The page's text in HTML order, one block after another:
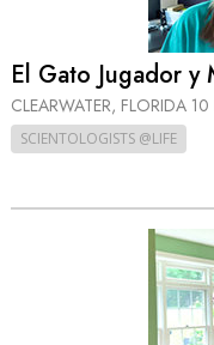
El Gato Jugador y
CLEARWATER, FLORIDA
SCIENTOLOGISTS @LIFE